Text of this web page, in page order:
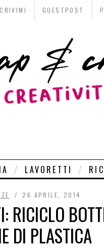
GUESTPOST
LAVORETTI
26 APRILE, 2014
RICICLO
DI PLASTICA